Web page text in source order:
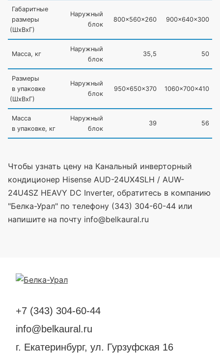
Габаритные
размеры
(ШхВхГ)
Наружный
блок
800x560x260 900x640x300
Масса, кг
Наружный
блок
35,5 50
Размеры
в упаковке
(ШхВхГ)
Наружный
блок
950x650x370 1060x700x410
Масса
в упаковке, кг
Наружный
блок
39 56
Чтобы узнать цену на Канальный инверторный
кондиционер Hisense AUD-24UX4SLH / AUW-
24U4SZ HEAVY DC Inverter, обратитесь в компанию
"Белка-Урал" по телефону (343) 304-60-44 или
напишите на почту info@belkaural.ru
+7 (343) 304-60-44
info@belkaural.ru
г. Екатеринбург, ул. Гурзуфская 16